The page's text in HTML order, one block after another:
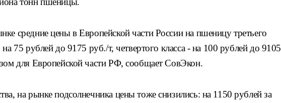
средние цены в Европейской части России на пшеницу третьего
на 75 рублей до 9175 руб./т, четвертого класса - на 100 рублей до 9105
для Европейской части РФ, сообщает СовЭкон.
на рынке подсолнечника цены тоже снизились: на 1150 рублей за